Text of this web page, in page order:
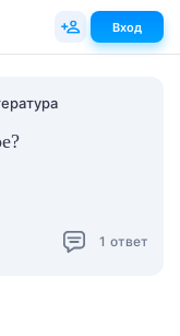
1 ответ
Вход